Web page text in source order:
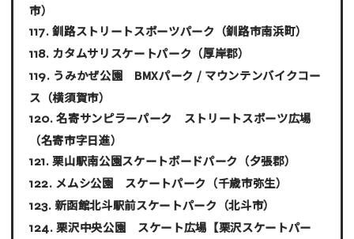
市）
釧路ストリートスポーツパーク （釧路市南浜町）
カタムサリスケートパーク （厚岸郡）
うみかぜ公園 BMXパーク / マウンテンバイクコー
ス （横須賀市）
名寄サンピラーパーク ストリートスポーツ広場
（名寄市字日進）
栗山駅南公園スケートボードパーク （夕張郡）
メムシ公園 スケートパーク （千歳市弥生）
新函館北斗駅前スケートパーク （北斗市）
栗沢中央公園 スケート広場【栗沢スケートパー